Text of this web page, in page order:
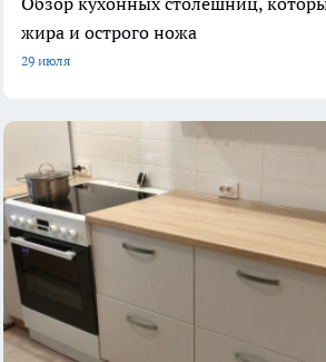
жира и острого ножа
29 июля